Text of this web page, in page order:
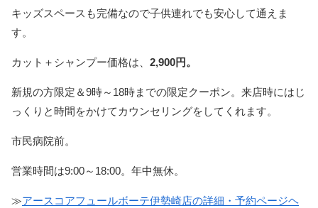
キッズスペースも完備なので子供連れでも安心して通えま
す。
カット＋シャンプー価格は、 2,900円。
新規の方限定＆9時～18時までの限定クーポン。来店時にはじ
っくりと時間をかけてカウンセリングをしてくれます。
市民病院前。
営業時間は9:00～18:00。年中無休。
≫アースコアフュールボーテ伊勢崎店の詳細・予約ページヘ